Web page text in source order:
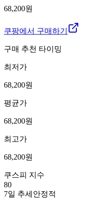
68,200원
쿠팡에서 구매하기
구매 추천 타이밍
최저가
68,200원
평균가
68,200원
최고가
68,200원
쿠스피 지수
80
7일 추세 안정적